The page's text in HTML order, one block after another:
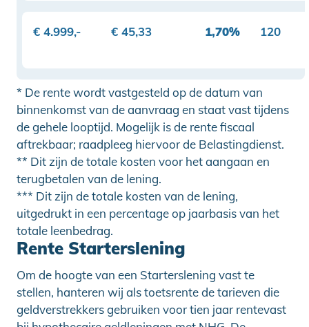
€ 4.999,- € 45,33 1,70% 120
* De rente wordt vastgesteld op de datum van
binnenkomst van de aanvraag en staat vast tijdens
de gehele looptijd. Mogelijk is de rente fiscaal
aftrekbaar; raadpleeg hiervoor de Belastingdienst.
** Dit zijn de totale kosten voor het aangaan en
terugbetalen van de lening.
*** Dit zijn de totale kosten van de lening,
uitgedrukt in een percentage op jaarbasis van het
totale leenbedrag.
Rente Starterslening
Om de hoogte van een Starterslening vast te
stellen, hanteren wij als toetsrente de tarieven die
geldverstrekkers gebruiken voor tien jaar rentevast